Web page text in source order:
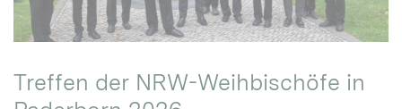
Treffen der NRW-Weihbischöfe in